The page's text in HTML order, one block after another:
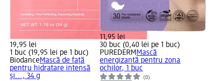
19,95 lei
1 buc (19,95 lei pe 1 buc)
BiodanceMască de față
pentru hidratare intensă
și..., 34 g
11,95 lei
30 buc (0,40 lei pe 1 buc)
PUREDERMMască
energizantă pentru zona
ochilor, 1 buc
(0)